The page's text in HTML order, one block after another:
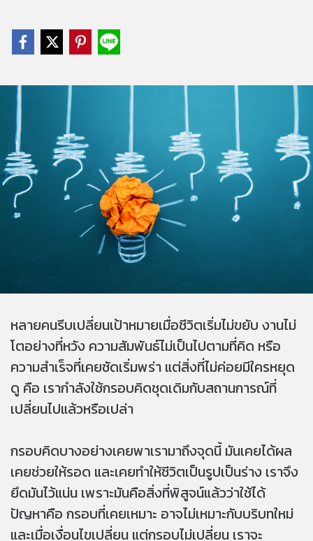
หลายคนรีบเปลี่ยนเป้าหมายเมื่อชีวิตเริ่มไม่ขยับ งานไม่
โตอย่างที่หวัง ความสัมพันธ์ไม่เป็นไปตามที่คิด หรือ
ความสำเร็จที่เคยชัดเริ่มพร่า แต่สิ่งที่ไม่ค่อยมีใครหยุด
ดู คือ เรากำลังใช้กรอบคิดชุดเดิมกับสถานการณ์ที่
เปลี่ยนไปแล้วหรือเปล่า
กรอบคิดบางอย่างเคยพาเรามาถึงจุดนี้ มันเคยได้ผล
เคยช่วยให้รอด และเคยทำให้ชีวิตเป็นรูปเป็นร่าง เราจึง
ยึดมันไว้แน่น เพราะมันคือสิ่งที่พิสูจน์แล้วว่าใช้ได้
ปัญหาคือ กรอบที่เคยเหมาะ อาจไม่เหมาะกับบริบทใหม่
และเมื่อเงื่อนไขเปลี่ยน แต่กรอบไม่เปลี่ยน เราจะ